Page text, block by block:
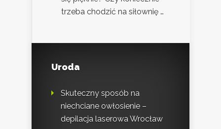
trzeba chodzić na siłownię …
Uroda
Skuteczny sposób na
niechciane owłosienie –
depilacja laserowa Wrocław